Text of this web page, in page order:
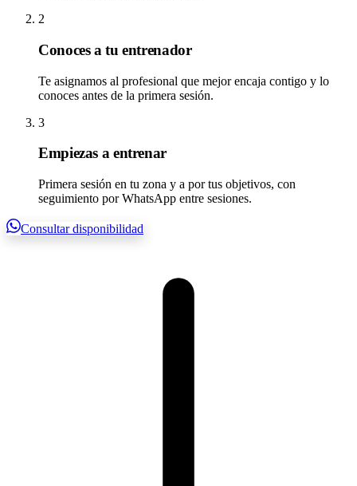
2
Conoces a tu entrenador
Te asignamos al profesional que mejor encaja contigo y lo
conoces antes de la primera sesión.
3
Empiezas a entrenar
Primera sesión en tu zona y a por tus objetivos, con
seguimiento por WhatsApp entre sesiones.
Consultar disponibilidad